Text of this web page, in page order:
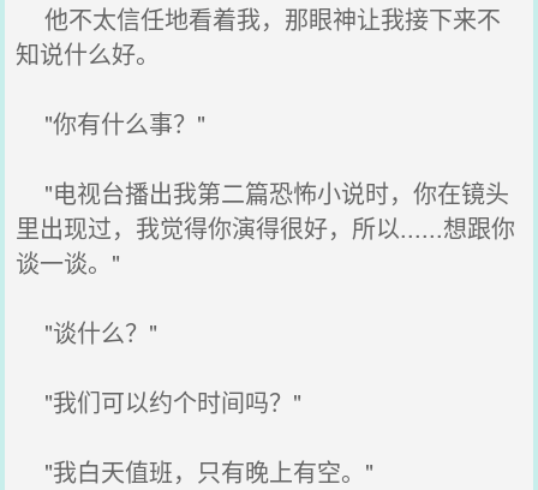
他不太信任地看着我，那眼神让我接下来不
知说什么好。
"你有什么事？"
"电视台播出我第二篇恐怖小说时，你在镜头
里出现过，我觉得你演得很好，所以......想跟你
谈一谈。"
"谈什么？"
"我们可以约个时间吗？"
"我白天值班，只有晚上有空。"